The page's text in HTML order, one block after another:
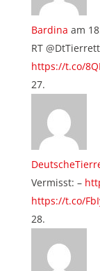
Bardina am
RT
https://t.co/
Vermisst: –
https://t.co/